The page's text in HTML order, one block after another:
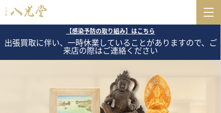
【感染予防の取り組み】はこちら
出張買取に伴い、一時休業していることがありますので、ご
来店の際はご連絡ください